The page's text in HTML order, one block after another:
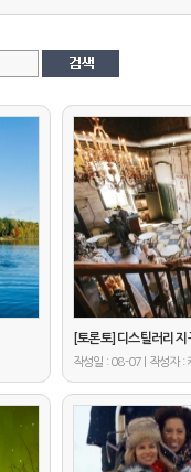
[토론토] 디스틸러리 지
작성일 : 08-07 | 작성자 :